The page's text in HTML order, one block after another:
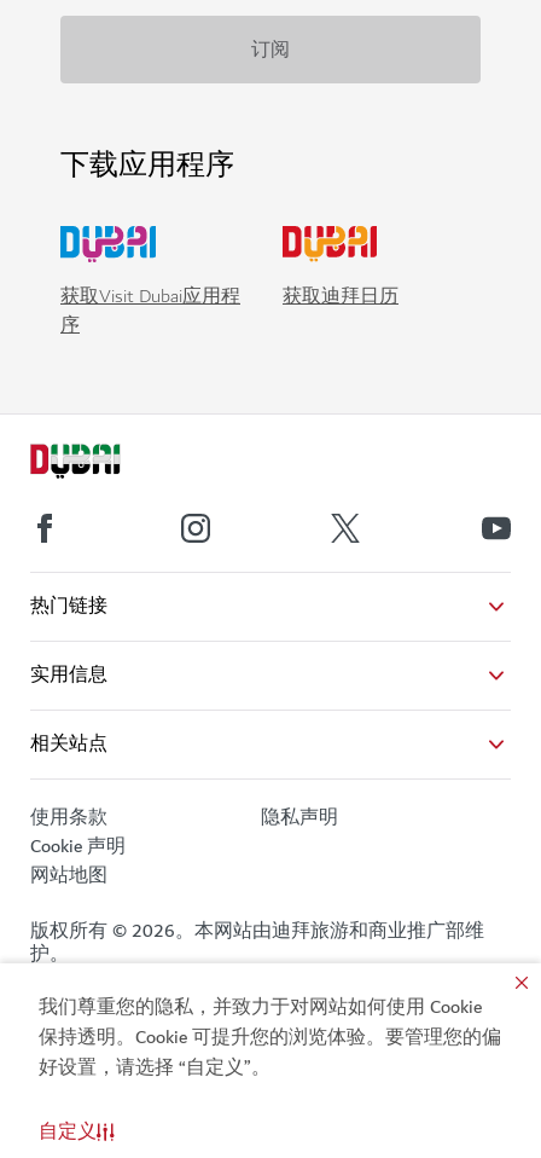
我们尊重您的隐私，并致力于对网站如何使用 Cookie
保持透明。Cookie 可提升您的浏览体验。要管理您的偏
好设置，请选择 “自定义”。
自定义
下载应用程序
获取Visit Dubai应用程
序
获取迪拜日历
热门链接
实用信息
相关站点
使用条款
隐私声明
Cookie 声明
网站地图
版权所有 © 2026。本网站由迪拜旅游和商业推广部维
护。
网站最近一次更新 [07/08/2026]
本网站受 reCAPTCHA 保护，并适用 Google 的隐私政策和
服务条款 。